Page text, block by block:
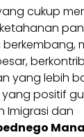
cukup
yang lebih
positif
Imigrasi dan